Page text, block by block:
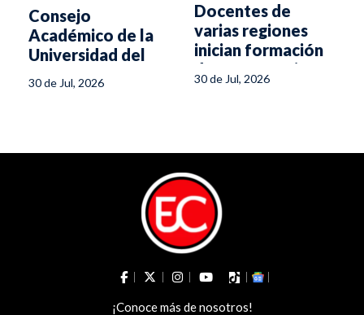
Consejo
Académico de la
Universidad del
gestión del rector
30 de Jul, 2026
Docentes de
varias regiones
inician formación
de Construcciones
Curriculares en la
30 de Jul, 2026
¡Conoce más de nosotros!